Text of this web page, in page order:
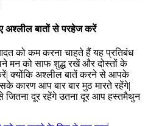
बातों से परहेज करें
को कम करना चाहते हैं यह प्रतिबंध
मन को साफ शुद्ध रखें और दोस्तों के
क्योंकि अश्लील बातें करने से आपके
कारण आप बार बार मुठ मारते रहेंगे|
दूर रहेंगे उतना दूर आप हस्तमैथुन